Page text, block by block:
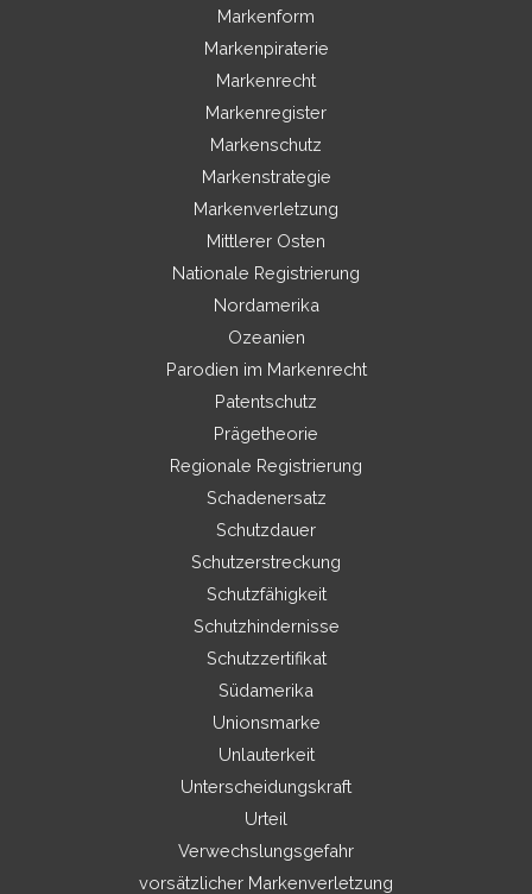
Markenform
Markenpiraterie
Markenrecht
Markenregister
Markenschutz
Markenstrategie
Markenverletzung
Mittlerer Osten
Nationale Registrierung
Nordamerika
Ozeanien
Parodien im Markenrecht
Patentschutz
Prägetheorie
Regionale Registrierung
Schadenersatz
Schutzdauer
Schutzerstreckung
Schutzfähigkeit
Schutzhindernisse
Schutzzertifikat
Südamerika
Unionsmarke
Unlauterkeit
Unterscheidungskraft
Urteil
Verwechslungsgefahr
vorsätzlicher Markenverletzung